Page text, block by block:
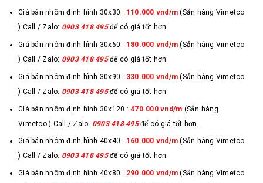
Giá bán nhôm định hình 30x30 : 110.000 vnd/m(Sẵn hàng Vimetco
) Call / Zalo: 0903 418 495để có giá tốt hơn.
Giá bán nhôm định hình 30x60 : 180.000 vnd/m (Sẵn hàng Vimetco
) Call / Zalo: 0903 418 495để có giá tốt hơn.
Giá bán nhôm định hình 30x90 : 330.000 vnd/m (Sẵn hàng Vimetco
) Call / Zalo: 0903 418 495để có giá tốt hơn.
Giá bán nhôm định hình 30x120 : 470.000 vnd/m (Sẵn hàng
Vimetco ) Call / Zalo: 0903 418 495để có giá tốt hơn.
Giá bán nhôm định hình 40x40 : 160.000 vnd/m (Sẵn hàng Vimetco
) Call / Zalo: 0903 418 495để có giá tốt hơn.
Giá bán nhôm định hình 40x80 : 290.000 vnd/m (Sẵn hàng Vimetco